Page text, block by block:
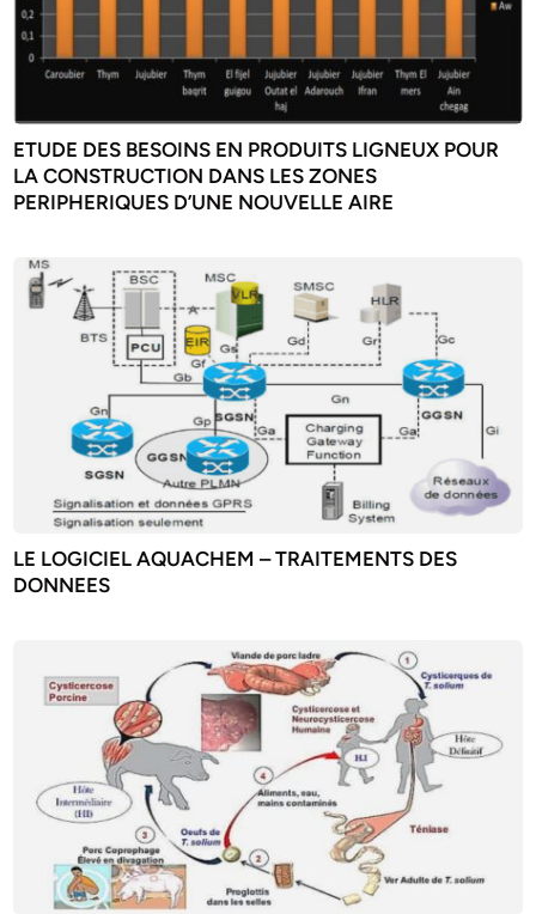
ETUDE DES BESOINS EN PRODUITS LIGNEUX POUR
LA CONSTRUCTION DANS LES ZONES
PERIPHERIQUES D’UNE NOUVELLE AIRE
LE LOGICIEL AQUACHEM – TRAITEMENTS DES
DONNEES